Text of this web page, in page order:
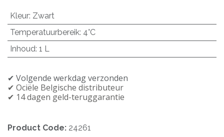
Kleur: Zwart
Temperatuurbereik: 4°C
Inhoud: 1 L
✔︎ Volgende werkdag verzonden
✔︎ Officiële Belgische distributeur
✔︎ 14 dagen geld-teruggarantie
Product Code: 24261